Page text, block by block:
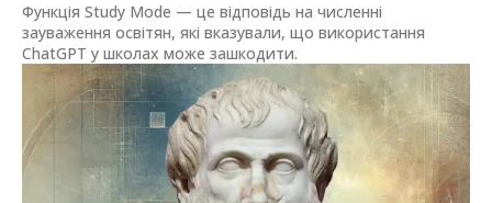
Функція Study Mode — це відповідь на численні
зауваження освітян, які вказували, що використання
ChatGPT у школах може зашкодити.